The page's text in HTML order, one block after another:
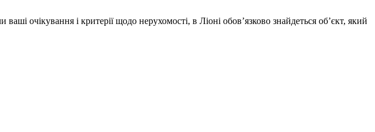
очікування і критерії щодо нерухомості, в Ліоні обов’язково знайдеться об’єкт, який